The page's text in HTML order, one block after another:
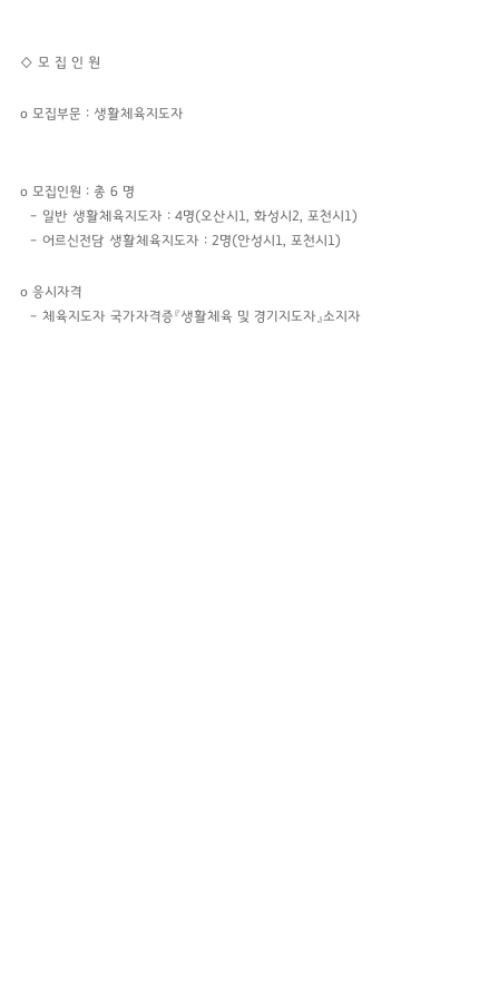
◇ 모 집 인 원
o 모집부문 : 생활체육지도자
o 모집인원 : 총 6 명
– 일반 생활체육지도자 : 4명(오산시1, 화성시2, 포천시1)
– 어르신전담 생활체육지도자 : 2명(안성시1, 포천시1)
o 응시자격
– 체육지도자 국가자격증『생활체육 및 경기지도자』소지자